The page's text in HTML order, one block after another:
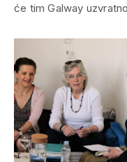
će tim Galway